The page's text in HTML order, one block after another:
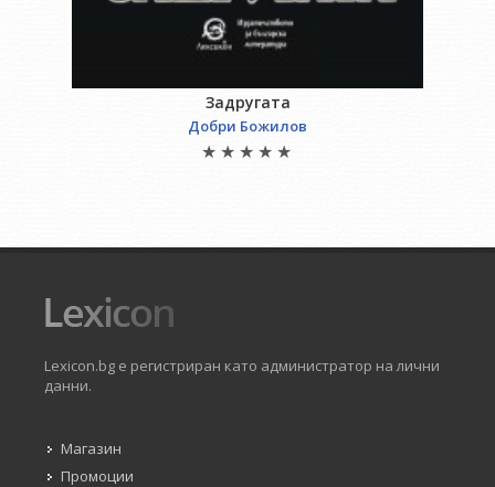
Задругата
Добри Божилов
Lexicon.bg е регистриран като администратор на лични
данни.
Магазин
Промоции